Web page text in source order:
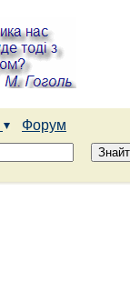
Форум